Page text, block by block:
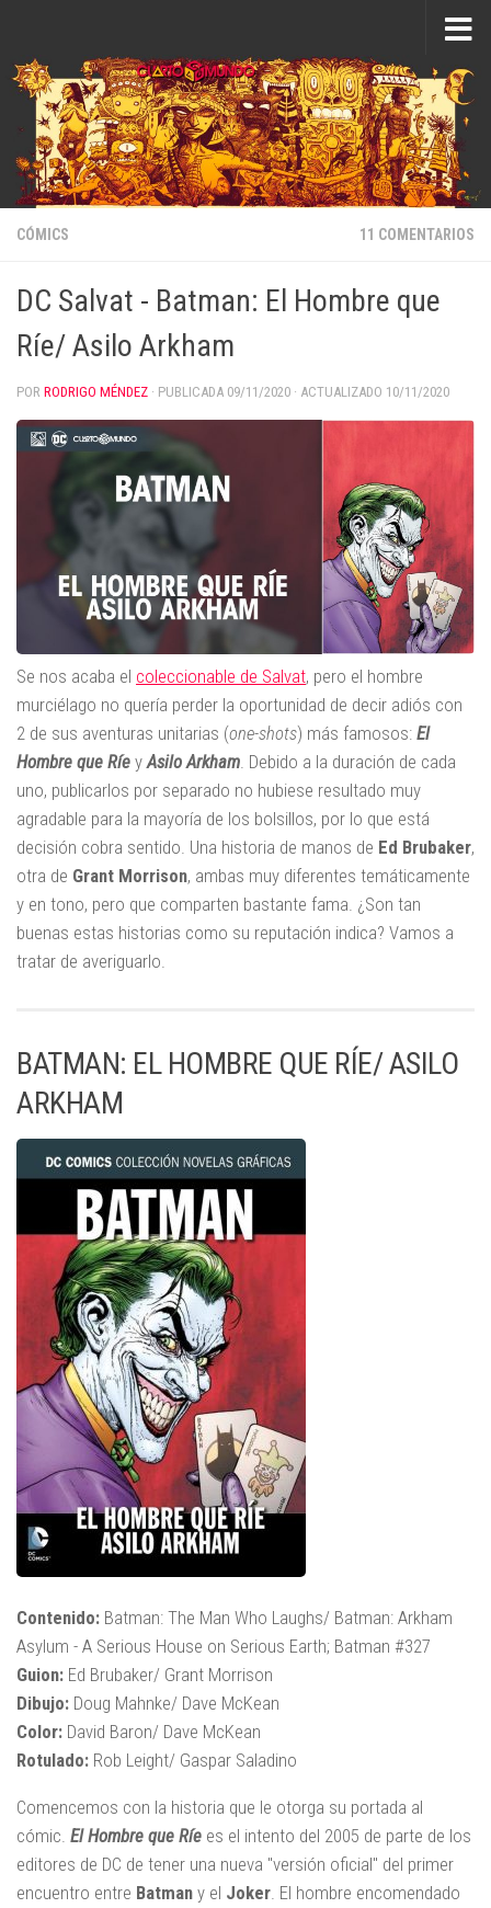
CÓMICS 11 COMENTARIOS
DC Salvat - Batman: El Hombre que
Ríe/ Asilo Arkham
POR RODRIGO MÉNDEZ · PUBLICADA 09/11/2020 · ACTUALIZADO 10/11/2020
Se nos acaba el coleccionable de Salvat, pero el hombre
murciélago no quería perder la oportunidad de decir adiós con
2 de sus aventuras unitarias (one-shots) más famosos: El
Hombre que Ríe yAsilo Arkham. Debido a la duración de cada
uno, publicarlos por separado no hubiese resultado muy
agradable para la mayoría de los bolsillos, por lo que está
decisión cobra sentido. Una historia de manos de Ed Brubaker,
otra de Grant Morrison, ambas muy diferentes temáticamente
y en tono, pero que comparten bastante fama. ¿Son tan
buenas estas historias como su reputación indica? Vamos a
tratar de averiguarlo.
BATMAN: EL HOMBRE QUE RÍE/ ASILO
ARKHAM
Contenido: Batman: The Man Who Laughs/ Batman: Arkham
Asylum - A Serious House on Serious Earth; Batman #327
Guion: Ed Brubaker/ Grant Morrison
Dibujo: Doug Mahnke/ Dave McKean
Color: David Baron/ Dave McKean
Rotulado: Rob Leight/ Gaspar Saladino
Comencemos con la historia que le otorga su portada al
cómic. El Hombre que Ríe es el intento del 2005 de parte de los
editores de DC de tener una nueva "versión oficial" del primer
encuentro entre Batman y el Joker . El hombre encomendado